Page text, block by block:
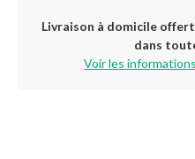
Livraison à domicile
dans
Voir les